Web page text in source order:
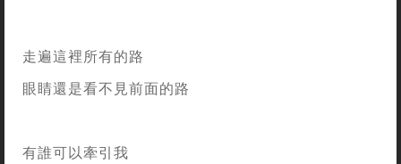
走遍這裡所有的路
眼睛還是看不見前面的路
有誰可以牽引我